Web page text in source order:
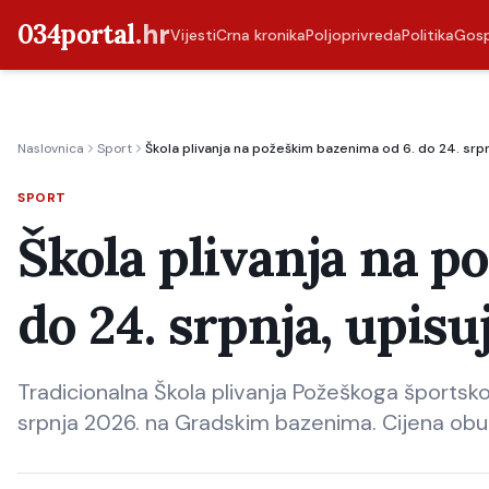
034portal.hrVijestiCrna kronikaPoljoprivredaPolitika
Naslovnica Sport Škola plivanja na požeškim bazenima od 6. do 24.
SPORT
Škola plivanja na
do 24. srpnja,
Tradicionalna Škola plivanja Požeškoga
srpnja 2026. na Gradskim bazenima. Cijena